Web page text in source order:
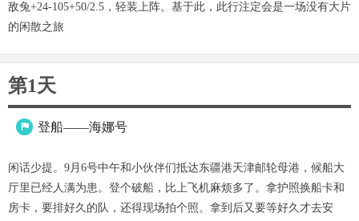
敌兔+24-105+50/2.5，轻装上阵。基于此，此行注定会是一场没有大片
的闲散之旅
第1天
 登船——海娜号
闲话少提。9月6号中午和小伙伴们抵达东疆港天津邮轮母港，候船大
厅里已经人满为患。登个破船，比上飞机麻烦多了。拿护照换船卡和
房卡，要排好久的队，还得现场拍个照。拿到后又要等好久才去安